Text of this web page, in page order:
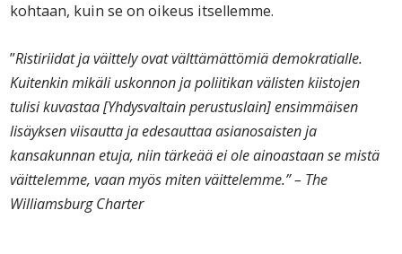
kohtaan, kuin se on oikeus itsellemme.
”Ristiriidat ja väittely ovat välttämättömiä demokratialle.
Kuitenkin mikäli uskonnon ja poliitikan välisten kiistojen
tulisi kuvastaa [Yhdysvaltain perustuslain] ensimmäisen
lisäyksen viisautta ja edesauttaa asianosaisten ja
kansakunnan etuja, niin tärkeää ei ole ainoastaan se mistä
väittelemme, vaan myös miten väittelemme.” – The
Williamsburg Charter